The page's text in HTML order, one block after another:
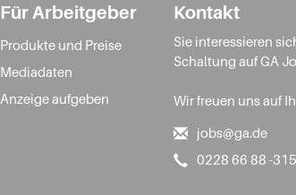
Für Arbeitgeber
Produkte und Preise
Mediadaten
Anzeige aufgeben
Kontakt
Sie interessieren
Schaltung auf GA
Wir freuen uns auf
jobs@ga.de
0228 66 88 -315